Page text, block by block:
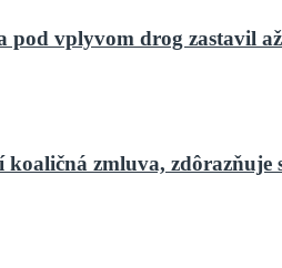
pod vplyvom drog zastavil
zmluva,